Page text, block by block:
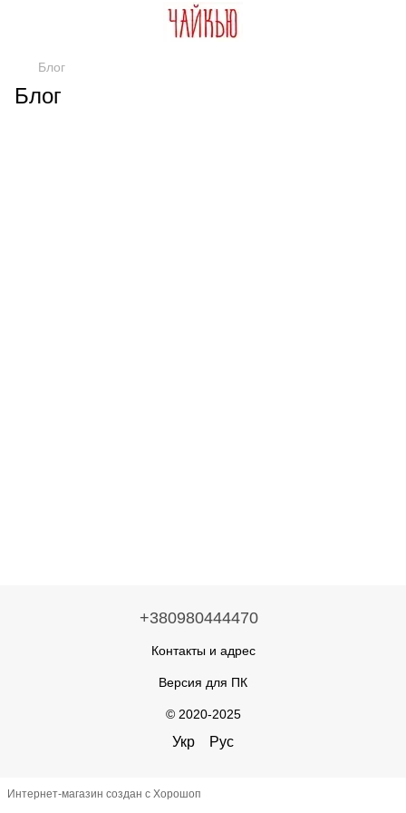
Блог
Блог
+380980444470
Контакты и адрес
Версия для ПК
© 2020-2025
Укр Рус
Интернет-магазин создан с Хорошоп